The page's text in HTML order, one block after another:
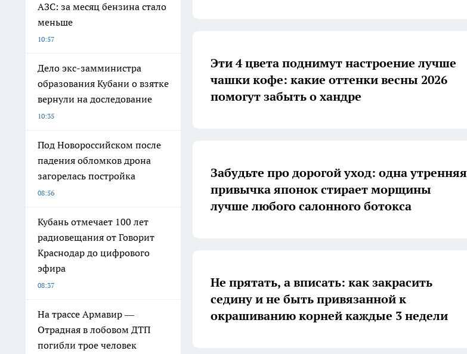
АЗС: за месяц бензина стало
меньше
10:57
Дело экс-замминистра
образования Кубани о взятке
вернули на доследование
10:35
Под Новороссийском после
падения обломков дрона
загорелась постройка
08:56
Кубань отмечает 100 лет
радиовещания от Говорит
Краснодар до цифрового
эфира
08:37
На трассе Армавир —
Отрадная в лобовом ДТП
погибли трое человек
Эти 4 цвета поднимут настроение лучше
чашки кофе: какие оттенки весны 2026
помогут забыть о хандре
Забудьте про дорогой уход: одна утренняя
привычка японок стирает морщины
лучше любого салонного ботокса
Не прятать, а вписать: как закрасить
седину и не быть привязанной к
окрашиванию корней каждые 3 недели